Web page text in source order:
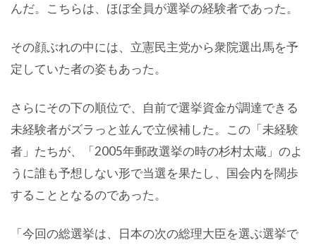
んだ。こちらは、ほぼ全員が選挙の経験者であった。
その顔ぶれの中には、立憲民主党から衆院選出馬を予
定していた者の姿もあった。
さらにその下の順位で、自前で選挙資金が調達できる
未経験者がズラっと並んで立候補した。この「未経験
者」たちが、「2005年郵政選挙の時の杉村太蔵」のよ
うに誰も予想しない形で当選を果たし、国会内を闊歩
することとなるのであった。
「今回の総選挙は、日本の次の総理大臣を選ぶ選挙で